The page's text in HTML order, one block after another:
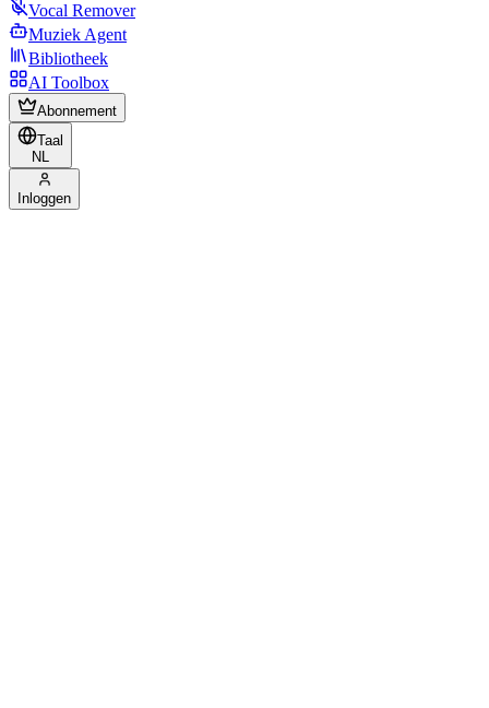
Vocal Remover
Muziek Agent
Bibliotheek
AI Toolbox
Abonnement
Taal
NL
Inloggen